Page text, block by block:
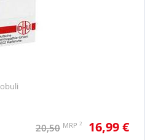
20,50 MRP 2 16,99 €